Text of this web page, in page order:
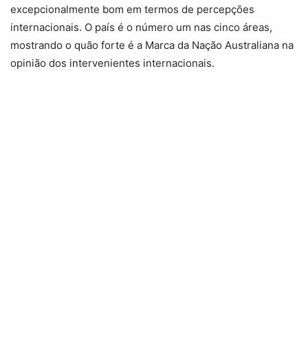
excepcionalmente bom em termos de percepções
internacionais. O país é o número um nas cinco áreas,
mostrando o quão forte é a Marca da Nação Australiana na
opinião dos intervenientes internacionais.